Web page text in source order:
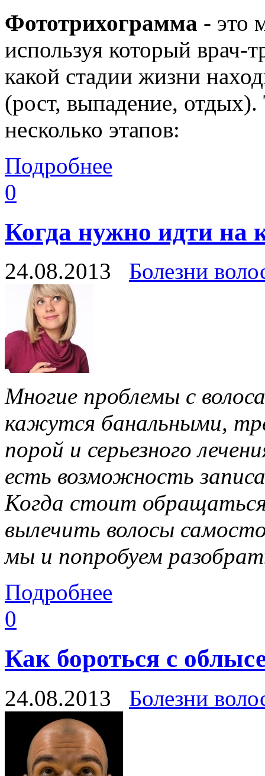
Фототрихограмма - это
используя который врач-
какой стадии жизни
(рост, выпадение,
несколько этапов:
Подробнее
0
Когда нужно идти на
24.08.2013 Болезни
Многие проблемы с
кажутся банальными,
порой и серьезного
есть возможность
Когда стоит
вылечить волосы
мы и попробуем
Подробнее
0
Как бороться с
24.08.2013 Болезни